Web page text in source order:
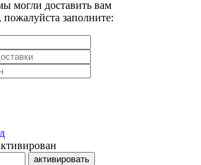
могли доставить вам
заполните:
активировать